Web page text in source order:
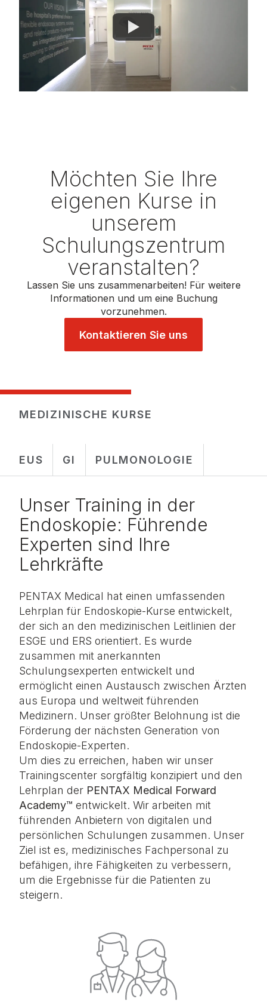
Möchten Sie Ihre
eigenen Kurse in
unserem
Schulungszentrum
veranstalten?
Lassen Sie uns zusammenarbeiten! Für weitere
Informationen und um eine Buchung
vorzunehmen.
Kontaktieren Sie uns
MEDIZINISCHE KURSE
EUS GI PULMONOLOGIE
Unser Training in der
Endoskopie: Führende
Experten sind Ihre
Lehrkräfte
PENTAX Medical hat einen umfassenden
Lehrplan für Endoskopie-Kurse entwickelt,
der sich an den medizinischen Leitlinien der
ESGE und ERS orientiert. Es wurde
zusammen mit anerkannten
Schulungsexperten entwickelt und
ermöglicht einen Austausch zwischen Ärzten
aus Europa und weltweit führenden
Medizinern. Unser größter Belohnung ist die
Förderung der nächsten Generation von
Endoskopie-Experten.
Um dies zu erreichen, haben wir unser
Trainingscenter sorgfältig konzipiert und den
Lehrplan der PENTAX Medical Forward
Academy™ entwickelt. Wir arbeiten mit
führenden Anbietern von digitalen und
persönlichen Schulungen zusammen. Unser
Ziel ist es, medizinisches Fachpersonal zu
befähigen, ihre Fähigkeiten zu verbessern,
um die Ergebnisse für die Patienten zu
steigern.